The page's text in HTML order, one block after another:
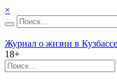
×
Журнал о жизни в Кузбассе
18+